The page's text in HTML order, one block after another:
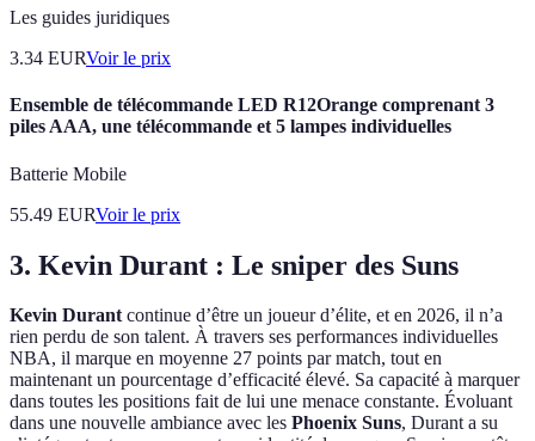
Les guides juridiques
3.34 EURVoir le prix
Ensemble de télécommande LED R12Orange comprenant 3
piles AAA, une télécommande et 5 lampes individuelles
Batterie Mobile
55.49 EURVoir le prix
3. Kevin Durant : Le sniper des Suns
Kevin Durantcontinue d’être un joueur d’élite, et en 2026, il n’a
rien perdu de son talent. À travers ses performances individuelles
NBA, il marque en moyenne 27 points par match, tout en
maintenant un pourcentage d’efficacité élevé. Sa capacité à marquer
dans toutes les positions fait de lui une menace constante. Évoluant
dans une nouvelle ambiance avec les Phoenix Suns, Durant a su